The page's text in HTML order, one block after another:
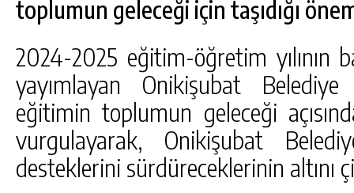
toplumun geleceği için taşıdığı
2024-2025 eğitim-öğretim yılının
yayımlayan Onikişubat
eğitimin toplumun geleceği
vurgulayarak, Onikişubat
desteklerini sürdüreceklerinin altını
GÜNLÜK HABER AKIŞI
GÖKSUN HAFIZLIK KIZ KUR’AN KURSU
ÖĞRENCILERINE DARENDE GEZISI.